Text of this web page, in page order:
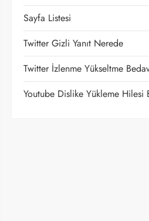
Sayfa Listesi
Twitter Gizli Yanıt Nerede
Twitter İzlenme Yükseltme
Youtube Dislike Yükleme Hilesi